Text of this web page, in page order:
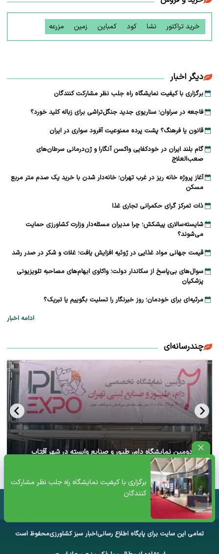
برگزاری با کیفیت نمایشگاه راه جلب نظر مشارکت‌
کنندگان
خرید تراکتور نشا کود کمباین زمین مزرعه
دیگر اخبار
برگزاری با کیفیت نمایشگاه راه جلب نظر مشارکت‌ کنندگان
فاجعه در سراوان؛ سناریوی جدید جنگل‌تراشی برای زباله کلید خورد؟
قانون یا فرهنگ؟ پشت پرده ممنوعیت آفرود سواری در ایران
گام بلند ایران در خودکفایی واکسن آنگارا و ژن‌درمانی سرطان‌های
صعب‌العلاج
آغاز پروژه خانه ریز در غرب تهران؛ خانه‌دار شدن با خرید یک صدم متر مربع
مسکن
ذات تمرکز گرای حکمرانی تجاری غذا
شایسته‌سالاری پیشکش؛ چرا مدیران مسئله‌دار وزارت کشاورزی حمایت
می‌شوند؟
قیمت جهانی مواد غذایی در ژوئیه افزایش یافت؛ غلات و شکر در صدر رشد
سوال‌های بی‌پاسخ از سکاندار دولت؛ واکاوی ابهام‌های مصاحبه تلویزیونی
پزشکیان
مرثیه‌ای برای خودمان؛ روز خبرنگار را تسلیت بگوییم یا تبریک؟
ادامه اخبار
چندرسانه‌ای
آغاز دومین نمایشگاه دام، طیور و صنایع وابسته در شهر آفتاب
تهران+ ویدئو
تمامی این سایت برای پایگاه اطلاع رسانیاخبار سبز کشاورزیمحفوظ است